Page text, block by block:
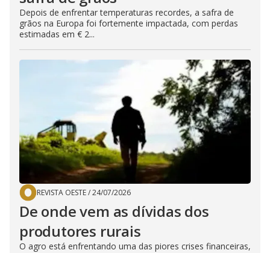
Depois de enfrentar temperaturas recordes, a safra de
grãos na Europa foi fortemente impactada, com perdas
estimadas em € 2...
REVISTA OESTE/24/07/2026
De onde vem as dívidas dos
produtores rurais
O agro está enfrentando uma das piores crises financeiras,